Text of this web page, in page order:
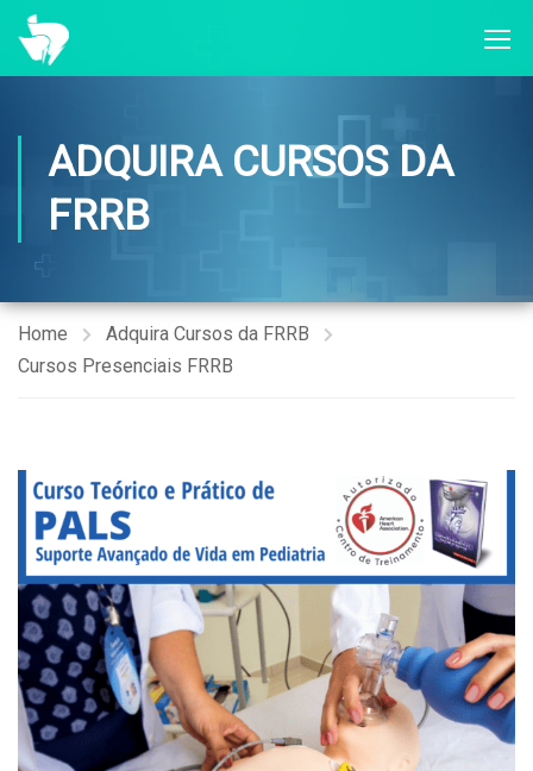
ADQUIRA CURSOS DA
FRRB
Home
Adquira Cursos da FRRB
Cursos Presenciais FRRB